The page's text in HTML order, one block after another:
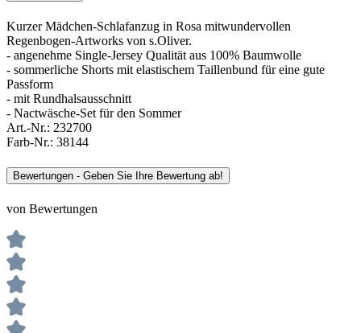
Kurzer Mädchen-Schlafanzug in Rosa mitwundervollen
Regenbogen-Artworks von s.Oliver.
- angenehme Single-Jersey Qualität aus 100% Baumwolle
- sommerliche Shorts mit elastischem Taillenbund für eine gute
Passform
- mit Rundhalsausschnitt
- Nactwäsche-Set für den Sommer
Art.-Nr.: 232700
Farb-Nr.: 38144
Bewertungen - Geben Sie Ihre Bewertung ab!
von Bewertungen